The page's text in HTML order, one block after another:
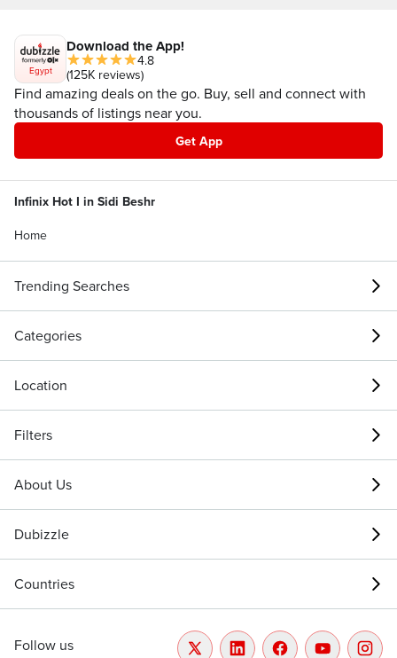
Egypt
Download the App!
4.8
(125K reviews)
Find amazing deals on the go. Buy, sell and connect with
thousands of listings near you.
Get App
Infinix Hot I in Sidi Beshr
Home
Trending Searches
Categories
Location
Filters
About Us
Dubizzle
Countries
Follow us